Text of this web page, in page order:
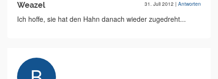
Weazel 31. Juli 2012 | Antworten
Ich hoffe, sie hat den Hahn danach wieder zugedreht...